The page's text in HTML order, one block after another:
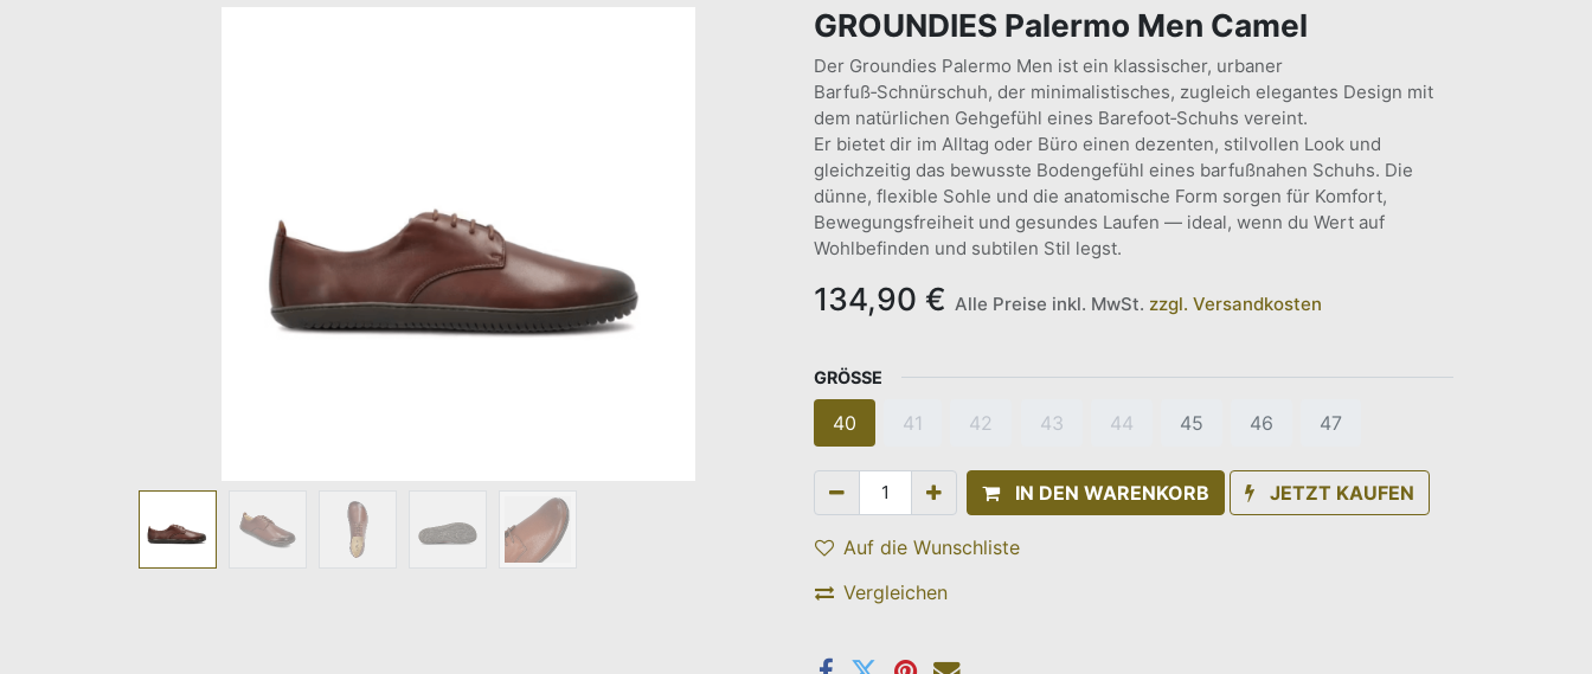
GROUNDIES Palermo Men Camel
Der Groundies Palermo Men ist ein klassischer, urbaner
Barfuß‑Schnürschuh, der minimalistisches, zugleich elegantes Design mit
dem natürlichen Gehgefühl eines Barefoot‑Schuhs vereint.
Er bietet dir im Alltag oder Büro einen dezenten, stilvollen Look und
gleichzeitig das bewusste Bodengefühl eines barfußnahen Schuhs. Die
dünne, flexible Sohle und die anatomische Form sorgen für Komfort,
Bewegungsfreiheit und gesundes Laufen — ideal, wenn du Wert auf
Wohlbefinden und subtilen Stil legst.
134,90 € Alle Preise inkl. MwSt. zzgl. Versandkosten
GRÖSSE
40 41 42 43 44 45 46 47
IN DEN WARENKORB JETZT KAUFEN
Auf die Wunschliste
Vergleichen